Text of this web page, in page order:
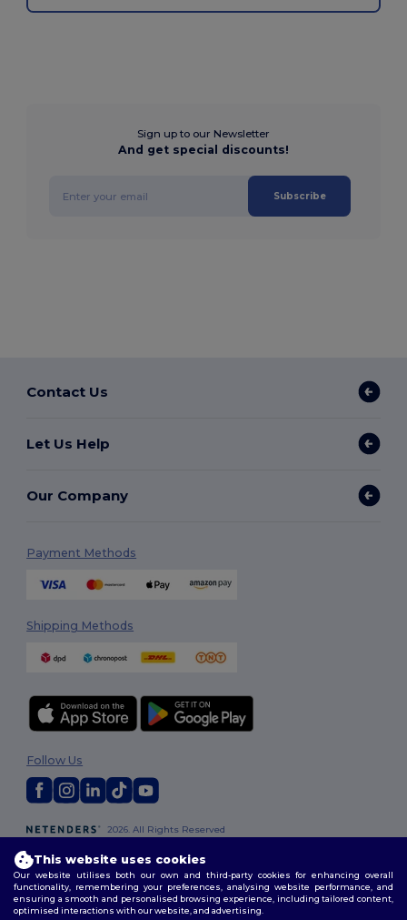
Sign up to our Newsletter
And get special discounts!
Subscribe
Contact Us
Let Us Help
Our Company
Payment Methods
Shipping Methods
2026. All Rights Reserved
Policy|Site Map
Follow Us
This website uses cookies
Our website utilises both our own and third-party cookies for enhancing overall
functionality, remembering your preferences, analysing website performance, and
ensuring a smooth and personalised browsing experience, including tailored content,
optimised interactions with our website, and advertising.